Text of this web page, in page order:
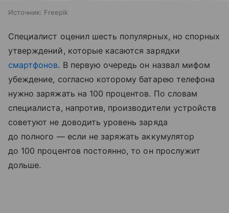
Источник: Freepik
Специалист оценил шесть популярных, но спорных
утверждений, которые касаются зарядки
смартфонов. В первую очередь он назвал мифом
убеждение, согласно которому батарею телефона
нужно заряжать на 100 процентов. По словам
специалиста, напротив, производители устройств
советуют не доводить уровень заряда
до полного — если не заряжать аккумулятор
до 100 процентов постоянно, то он прослужит
дольше.